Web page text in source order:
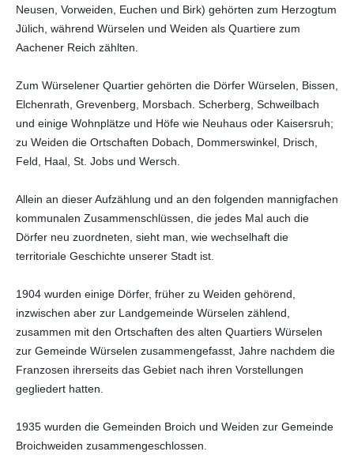
Neusen, Vorweiden, Euchen und Birk) gehörten zum Herzogtum
Jülich, während Würselen und Weiden als Quartiere zum
Aachener Reich zählten.
Zum Würselener Quartier gehörten die Dörfer Würselen, Bissen,
Elchenrath, Grevenberg, Morsbach. Scherberg, Schweilbach
und einige Wohnplätze und Höfe wie Neuhaus oder Kaisersruh;
zu Weiden die Ortschaften Dobach, Dommerswinkel, Drisch,
Feld, Haal, St. Jobs und Wersch.
Allein an dieser Aufzählung und an den folgenden mannigfachen
kommunalen Zusammenschlüssen, die jedes Mal auch die
Dörfer neu zuordneten, sieht man, wie wechselhaft die
territoriale Geschichte unserer Stadt ist.
1904 wurden einige Dörfer, früher zu Weiden gehörend,
inzwischen aber zur Landgemeinde Würselen zählend,
zusammen mit den Ortschaften des alten Quartiers Würselen
zur Gemeinde Würselen zusammengefasst, Jahre nachdem die
Franzosen ihrerseits das Gebiet nach ihren Vorstellungen
gegliedert hatten.
1935 wurden die Gemeinden Broich und Weiden zur Gemeinde
Broichweiden zusammengeschlossen.